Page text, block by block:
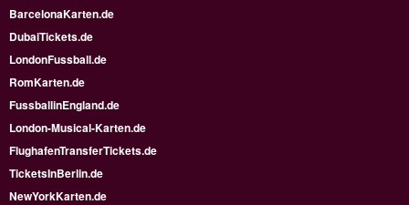
BarcelonaKarten.de
DubaiTickets.de
LondonFussball.de
RomKarten.de
FussballinEngland.de
London-Musical-Karten.de
FlughafenTransferTickets.de
TicketsInBerlin.de
NewYorkKarten.de